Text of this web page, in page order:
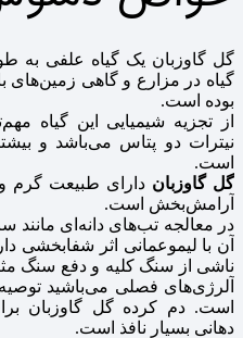
گیاه در مزارع و گاهی زمین‌های
بوده است.
از تجزیه شیمیایی این گیاه
نیترات دو پتاس می‌باشد و
است.
گل گاوزبان دارای طبیعت گرم
آرامش‌بخش است.
در معالجه تب‌های دانه‌ای
آن با لیموعمانی اثر شفابخشی
ناشی از سنگ کلیه و دفع سنگ
آلرژی‌های فصلی می‌باشید
است. دم کرده گل گاوزبان
دهانی بسیار نافذ است.